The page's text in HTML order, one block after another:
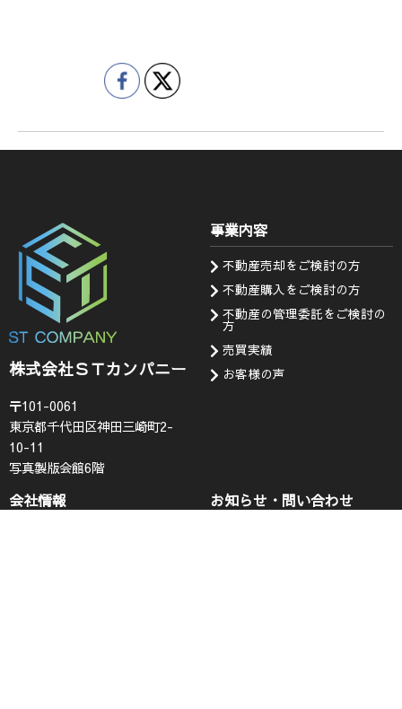
株式会社ＳＴカンパニー
〒101-0061
東京都千代田区神田三崎町2-
10-11
写真製版会館6階
事業内容
不動産売却をご検討の方
不動産購入をご検討の方
不動産の管理委託をご検討の
方
売買実績
お客様の声
会社情報 お知らせ・問い合わせ